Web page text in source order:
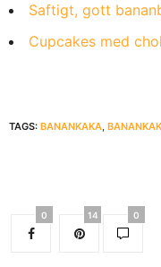
Saftigt, gott
Cupcakes med
TAGS: BANANKAKA,
0 14 0